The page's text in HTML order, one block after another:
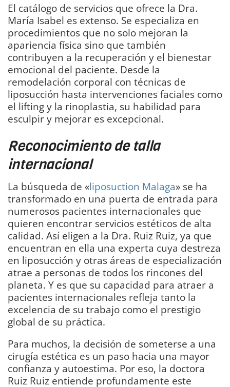
El catálogo de servicios que ofrece la Dra.
María Isabel es extenso. Se especializa en
procedimientos que no solo mejoran la
apariencia física sino que también
contribuyen a la recuperación y el bienestar
emocional del paciente. Desde la
remodelación corporal con técnicas de
liposucción hasta intervenciones faciales como
el lifting y la rinoplastia, su habilidad para
esculpir y mejorar es excepcional.
Reconocimiento de talla
internacional
La búsqueda de «liposuction Malaga» se ha
transformado en una puerta de entrada para
numerosos pacientes internacionales que
quieren encontrar servicios estéticos de alta
calidad. Así eligen a la Dra. Ruiz Ruiz, ya que
encuentran en ella una experta cuya destreza
en liposucción y otras áreas de especialización
atrae a personas de todos los rincones del
planeta. Y es que su capacidad para atraer a
pacientes internacionales refleja tanto la
excelencia de su trabajo como el prestigio
global de su práctica.
Para muchos, la decisión de someterse a una
cirugía estética es un paso hacia una mayor
confianza y autoestima. Por eso, la doctora
Ruiz Ruiz entiende profundamente este